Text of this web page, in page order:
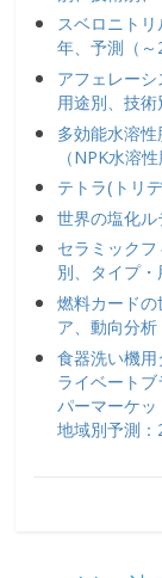
スベロニト
年、予測（～
アフェレーシ
用途別、技
多効能水溶
（NPK水溶
テトラ(トリ
世界の塩化
セラミック
別、タイプ・
燃料カード
ア、動向分析
食器洗い機
ライベート
パーマーケッ
地域別予測